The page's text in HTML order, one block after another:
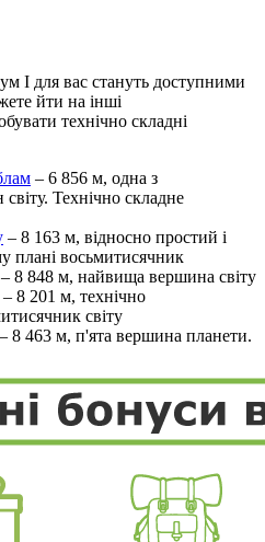
I для вас стануть доступними
йти на інші
технічно складні
– 6 856 м, одна з
Технічно складне
– 8 163 м, відносно простий і
плані восьмитисячник
– 8 848 м, найвища вершина світу
– 8 201 м, технічно
світу
– 8 463 м, п'ята вершина планети.